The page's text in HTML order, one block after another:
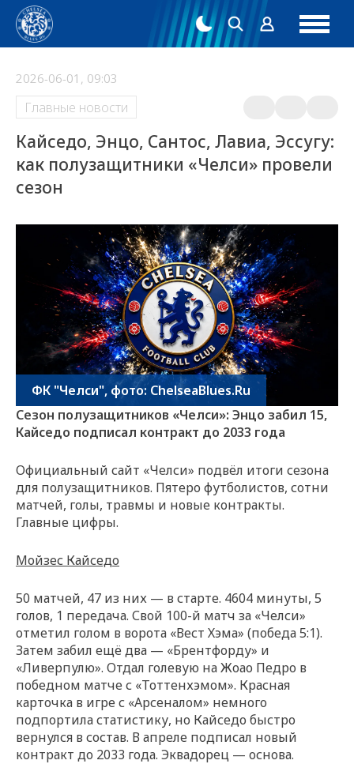
2026-06-01, 09:03
Главные новости
Кайседо, Энцо, Сантос, Лавиа, Эссугу:
как полузащитники «Челси» провели
сезон
ФК "Челси", фото: ChelseaBlues.Ru
Сезон полузащитников «Челси»: Энцо забил 15,
Кайседо подписал контракт до 2033 года
Официальный сайт «Челси» подвёл итоги сезона
для полузащитников. Пятеро футболистов, сотни
матчей, голы, травмы и новые контракты.
Главные цифры.
Мойзес Кайседо
50 матчей, 47 из них — в старте. 4604 минуты, 5
голов, 1 передача. Свой 100-й матч за «Челси»
отметил голом в ворота «Вест Хэма» (победа 5:1).
Затем забил ещё два — «Брентфорду» и
«Ливерпулю». Отдал голевую на Жоао Педро в
победном матче с «Тоттенхэмом». Красная
карточка в игре с «Арсеналом» немного
подпортила статистику, но Кайседо быстро
вернулся в состав. В апреле подписал новый
контракт до 2033 года. Эквадорец — основа.